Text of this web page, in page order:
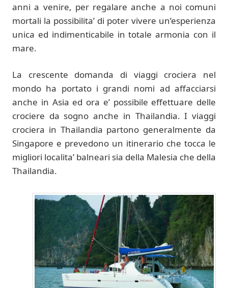
anni a venire, per regalare anche a noi comuni
mortali la possibilita’ di poter vivere un’esperienza
unica ed indimenticabile in totale armonia con il
mare.
La crescente domanda di viaggi crociera nel
mondo ha portato i grandi nomi ad affacciarsi
anche in Asia ed ora e’ possibile effettuare delle
crociere da sogno anche in Thailandia. I viaggi
crociera in Thailandia partono generalmente da
Singapore e prevedono un itinerario che tocca le
migliori localita’ balneari sia della Malesia che della
Thailandia.